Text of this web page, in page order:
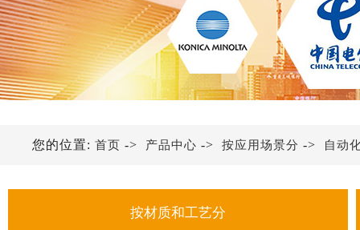
按材质和工艺分
您的位置: 首页 -> 产品中心 -> 按应用场景分 -> 自动